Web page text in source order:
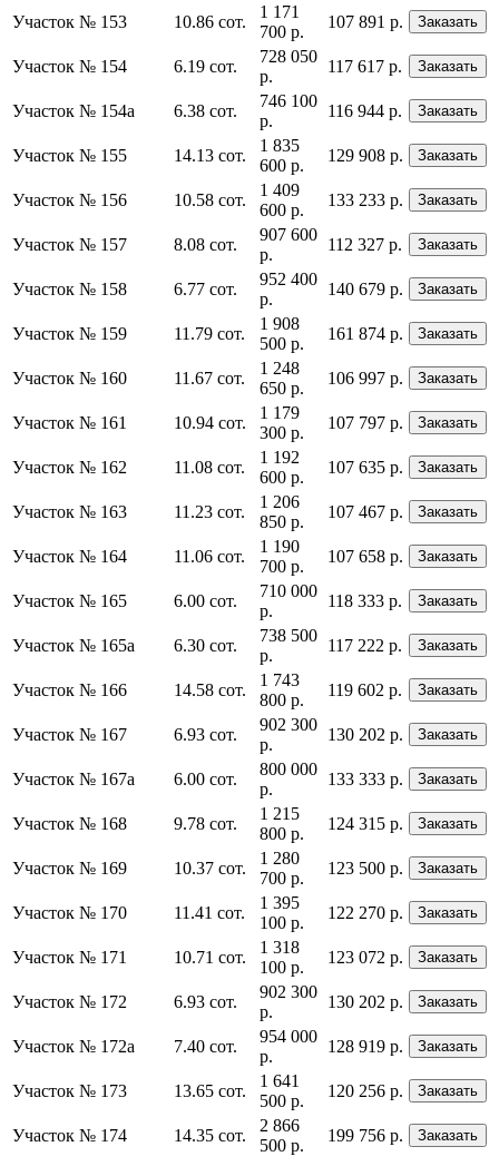
Участок № 153 10.86 сот.
1 171
700 р.
107 891 р. Заказать
Участок № 154 6.19 сот.
728 050
р.
117 617 р. Заказать
Участок № 154а 6.38 сот.
746 100
р.
116 944 р. Заказать
Участок № 155 14.13 сот.
1 835
600 р.
129 908 р. Заказать
Участок № 156 10.58 сот.
1 409
600 р.
133 233 р. Заказать
Участок № 157 8.08 сот.
907 600
р.
112 327 р. Заказать
Участок № 158 6.77 сот.
952 400
р.
140 679 р. Заказать
Участок № 159 11.79 сот.
1 908
500 р.
161 874 р. Заказать
Участок № 160 11.67 сот.
1 248
650 р.
106 997 р. Заказать
Участок № 161 10.94 сот.
1 179
300 р.
107 797 р. Заказать
Участок № 162 11.08 сот.
1 192
600 р.
107 635 р. Заказать
Участок № 163 11.23 сот.
1 206
850 р.
107 467 р. Заказать
Участок № 164 11.06 сот.
1 190
700 р.
107 658 р. Заказать
Участок № 165 6.00 сот.
710 000
р.
118 333 р. Заказать
Участок № 165а 6.30 сот.
738 500
р.
117 222 р. Заказать
Участок № 166 14.58 сот.
1 743
800 р.
119 602 р. Заказать
Участок № 167 6.93 сот.
902 300
р.
130 202 р. Заказать
Участок № 167а 6.00 сот.
800 000
р.
133 333 р. Заказать
Участок № 168 9.78 сот.
1 215
800 р.
124 315 р. Заказать
Участок № 169 10.37 сот.
1 280
700 р.
123 500 р. Заказать
Участок № 170 11.41 сот.
1 395
100 р.
122 270 р. Заказать
Участок № 171 10.71 сот.
1 318
100 р.
123 072 р. Заказать
Участок № 172 6.93 сот.
902 300
р.
130 202 р. Заказать
Участок № 172а 7.40 сот.
954 000
р.
128 919 р. Заказать
Участок № 173 13.65 сот.
1 641
500 р.
120 256 р. Заказать
Участок № 174 14.35 сот.
2 866
500 р.
199 756 р. Заказать